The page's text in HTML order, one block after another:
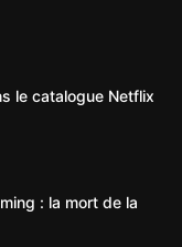
le catalogue Netflix
: la mort de la